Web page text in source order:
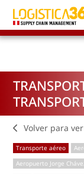
Volver para
Transporte aéreo
Aeropuerto Jorge